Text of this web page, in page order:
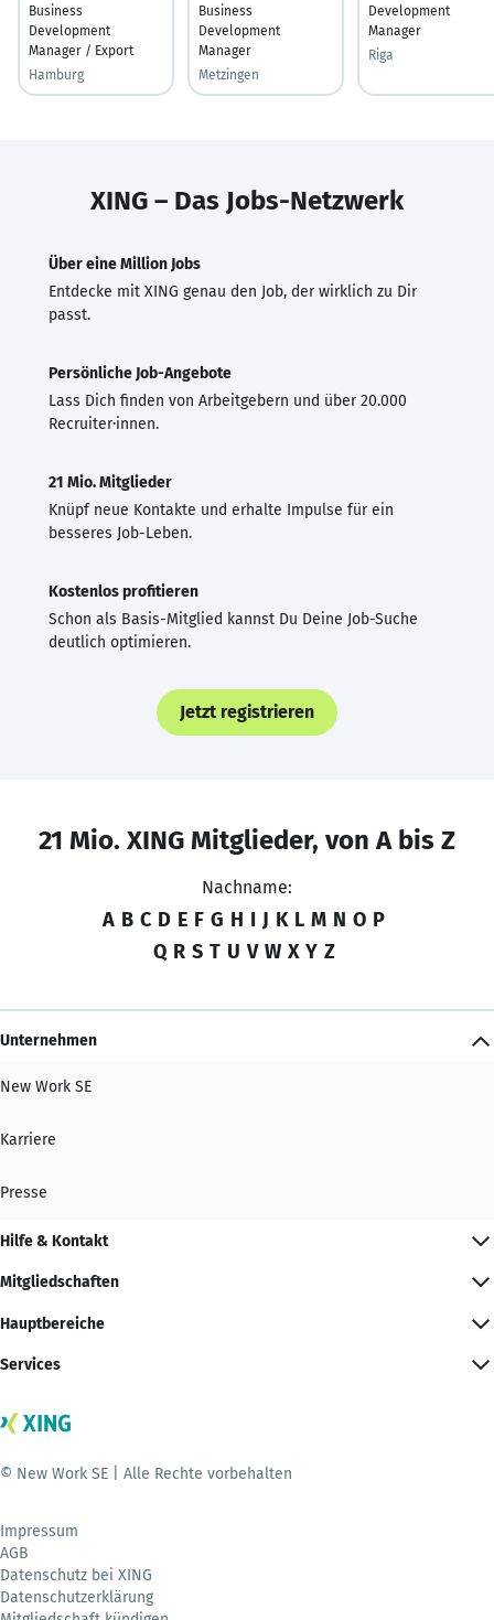
Business
Development
Manager / Export
Hamburg
Business
Development
Manager
Metzingen
Development
Manager
Riga
XING – Das Jobs-Netzwerk
Über eine Million Jobs
Entdecke mit XING genau den Job, der wirklich zu Dir
passt.
Persönliche Job-Angebote
Lass Dich finden von Arbeitgebern und über 20.000
Recruiter·innen.
21 Mio. Mitglieder
Knüpf neue Kontakte und erhalte Impulse für ein
besseres Job-Leben.
Kostenlos profitieren
Schon als Basis-Mitglied kannst Du Deine Job-Suche
deutlich optimieren.
Jetzt registrieren
21 Mio. XING Mitglieder, von A bis Z
Nachname:
A B C D E F G H I J K L M N O P
Q R S T U V W X Y Z
Unternehmen
New Work SE
Karriere
Presse
Hilfe & Kontakt
Mitgliedschaften
Hauptbereiche
Services
© New Work SE | Alle Rechte vorbehalten
Impressum
AGB
Datenschutz bei XING
Datenschutzerklärung